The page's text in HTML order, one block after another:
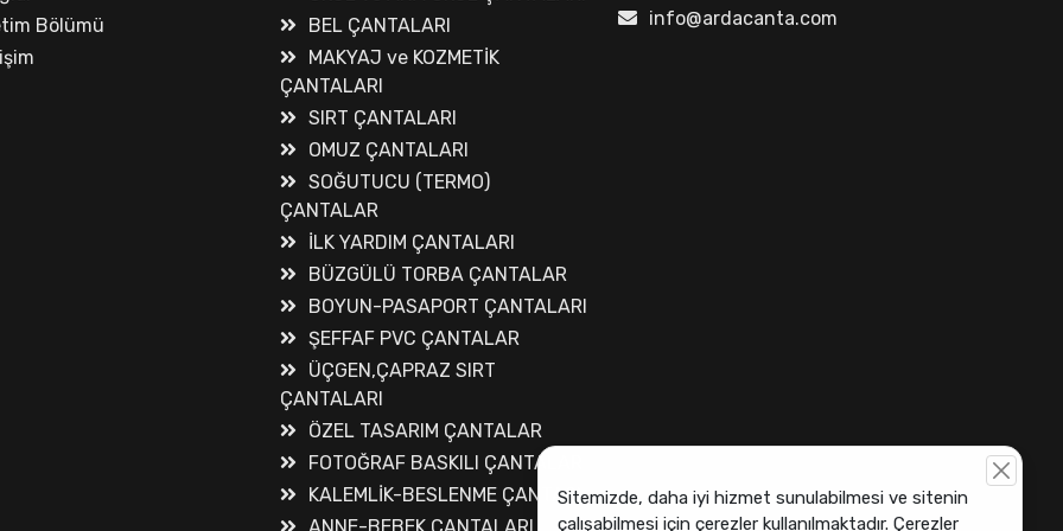
Bölümü
BEL ÇANTALARI
MAKYAJ ve KOZMETİK
ÇANTALARI
SIRT ÇANTALARI
OMUZ ÇANTALARI
SOĞUTUCU (TERMO)
ÇANTALAR
İLK YARDIM ÇANTALARI
BÜZGÜLÜ TORBA ÇANTALAR
BOYUN-PASAPORT ÇANTALARI
ŞEFFAF PVC ÇANTALAR
ÜÇGEN,ÇAPRAZ SIRT
ÇANTALARI
ÖZEL TASARIM ÇANTALAR
FOTOĞRAF BASKILI ÇANTALAR
KALEMLİK-BESLENME ÇANTASI
info@ardacanta.com
Sitemizde, daha iyi hizmet sunulabilmesi ve sitenin
çalışabilmesi için çerezler kullanılmaktadır. Çerezler